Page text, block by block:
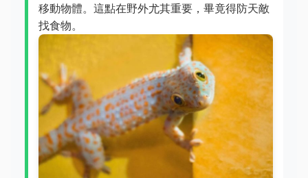
移動物體。這點在野外尤其重要，畢竟得防天敵
找食物。